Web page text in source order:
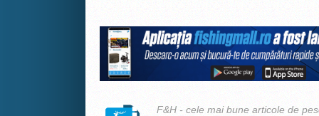
F&H - cele mai bune articole de